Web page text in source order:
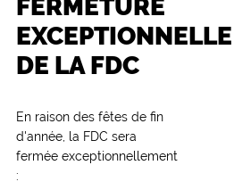
FERMETURE
EXCEPTIONNELLE
DE LA FDC
En raison des fêtes de fin
d'année, la FDC sera
fermée exceptionnellement
: